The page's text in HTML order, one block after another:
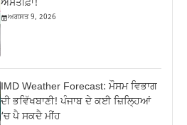
ਅਸਤੀਫ਼ਾ!
ਅਗਸਤ 9, 2026
IMD Weather Forecast: ਮੌਸਮ ਵਿਭਾਗ
ਦੀ ਭਵਿੱਖਬਾਣੀ! ਪੰਜਾਬ ਦੇ ਕਈ ਜ਼ਿਲ੍ਹਿਆਂ
‘ਚ ਪੈ ਸਕਦੈ ਮੀਂਹ